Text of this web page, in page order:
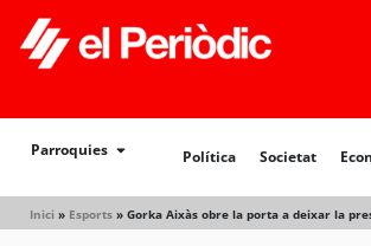
Parroquies Política Societat
Inici » Esports » Gorka Aixàs obre la porta a deixar la
Política Societat